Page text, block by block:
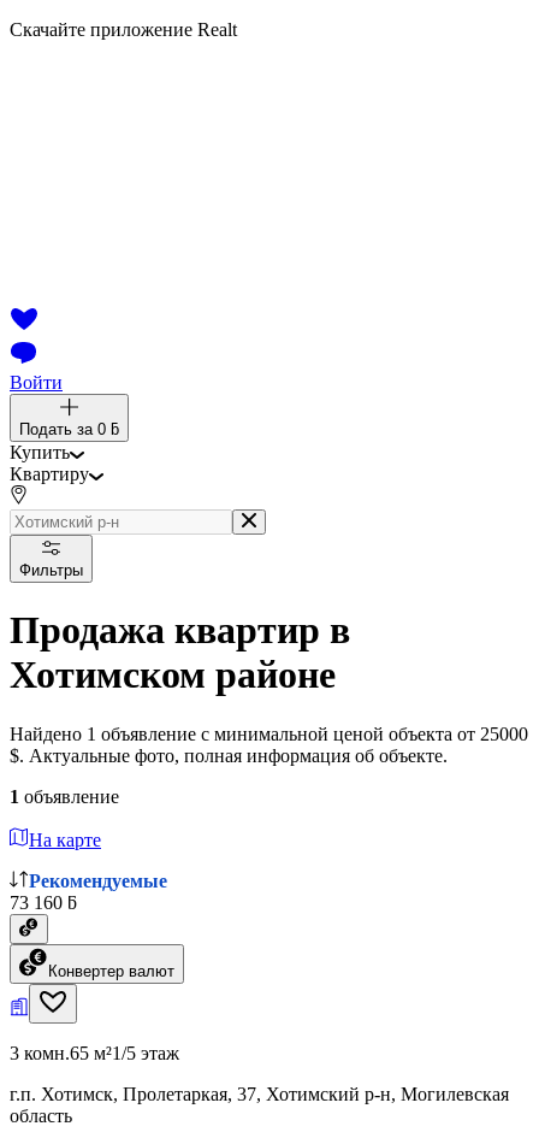
Скачайте приложение Realt
Войти
Подать за 0 ƃ
Купить
Квартиру
Фильтры
Продажа квартир в
Хотимском районе
Найдено 1 объявление с минимальной ценой объекта от 25000
$. Актуальные фото, полная информация об объекте.
1 объявление
На карте
Рекомендуемые
73 160 ƃ
Конвертер валют
3 комн.65 м²1/5 этаж
г.п. Хотимск, Пролетаркая, 37, Хотимский р-н, Могилевская
область